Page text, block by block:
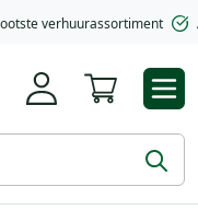
verhuurassortiment